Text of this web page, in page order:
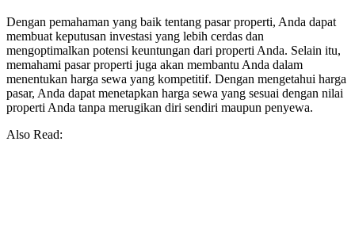
Dengan pemahaman yang baik tentang pasar properti, Anda dapat
membuat keputusan investasi yang lebih cerdas dan
mengoptimalkan potensi keuntungan dari properti Anda. Selain itu,
memahami pasar properti juga akan membantu Anda dalam
menentukan harga sewa yang kompetitif. Dengan mengetahui harga
pasar, Anda dapat menetapkan harga sewa yang sesuai dengan nilai
properti Anda tanpa merugikan diri sendiri maupun penyewa.
Also Read: